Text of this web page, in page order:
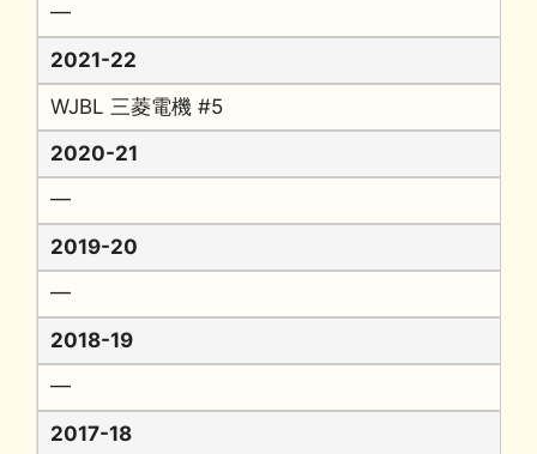
━
2021-22
WJBL 三菱電機 #5
2020-21
━
2019-20
━
2018-19
━
2017-18